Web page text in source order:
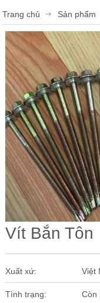
Vật Liệu Cách Nhiệt
Tôn cán sóng
Mút Tiêu Âm
Phụ Kiện Cửa Mở
Phụ Kiện Cửa Lùa
Các Loại Cửa
Ốc Vít
Cuộn Inox
Vật Liệu Cách Âm
Vật liệu Bảo Ôn |
Vật Liệu Bọc Lót Hàng
Giấy Dán Tường,
Tin tức
Liên hệ
Trang chủ Sản phẩm
Vít Bắn Tôn
Xuất xứ: Việt
Tình trạng: Còn